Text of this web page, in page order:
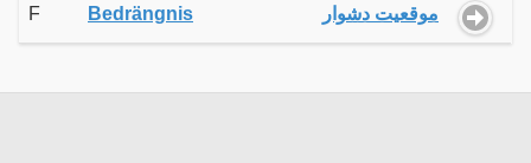
F Bedrängnis موقعیت دشوار